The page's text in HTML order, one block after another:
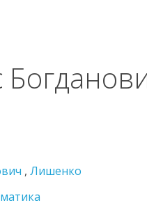
, Лишенко